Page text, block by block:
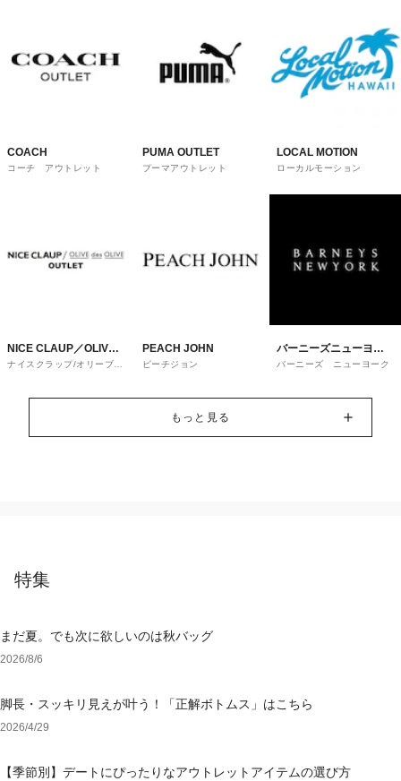
COACH
コーチ アウトレット
PUMA OUTLET
プーマアウトレット
LOCAL MOTION
ローカルモーション
NICE CLAUP／OLIVE
des OLIVE
ナイスクラップ/オリーブ・
PEACH JOHN
ピーチジョン
バーニーズニューヨー
ク
バーニーズ ニューヨーク
もっと見る
特集
まだ夏。でも次に欲しいのは秋バッグ
2026/8/6
脚長・スッキリ見えが叶う！「正解ボトムス」はこちら
2026/4/29
【季節別】デートにぴったりなアウトレットアイテムの選び方